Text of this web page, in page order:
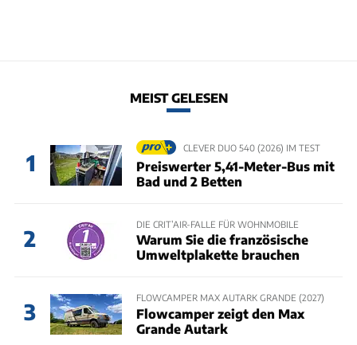
MEIST GELESEN
1
CLEVER DUO 540 (2026) IM TEST
Preiswerter 5,41-Meter-Bus mit
Bad und 2 Betten
2
DIE CRIT’AIR-FALLE FÜR WOHNMOBILE
Warum Sie die französische
Umweltplakette brauchen
3
FLOWCAMPER MAX AUTARK GRANDE (2027)
Flowcamper zeigt den Max
Grande Autark